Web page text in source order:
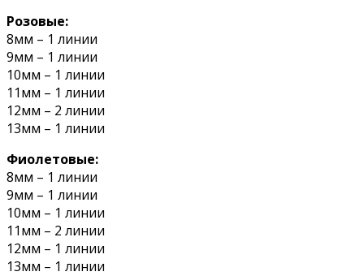
Розовые:
8мм – 1 линии
9мм – 1 линии
10мм – 1 линии
11мм – 1 линии
12мм – 2 линии
13мм – 1 линии
Фиолетовые:
8мм – 1 линии
9мм – 1 линии
10мм – 1 линии
11мм – 2 линии
12мм – 1 линии
13мм – 1 линии